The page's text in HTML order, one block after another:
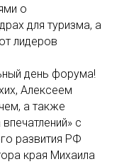
о
для туризма, а
лидеров
день форума!
Алексеем
а также
с
развития РФ
края Михаила